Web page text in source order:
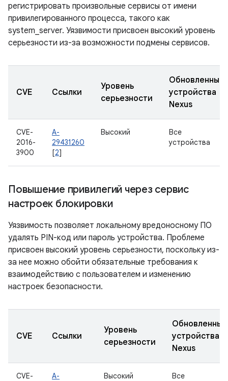
регистрировать произвольные сервисы от имени
привилегированного процесса, такого как
system_server. Уязвимости присвоен высокий уровень
серьезности из-за возможности подмены сервисов.
CVE Ссылки
Уровень
серьезности
Обновленные
устройства
Nexus
CVE-
2016-
3900
A-
29431260
[2]
Высокий
Все
устройства
Повышение привилегий через сервис
настроек блокировки
Уязвимость позволяет локальному вредоносному ПО
удалять PIN-код или пароль устройства. Проблеме
присвоен высокий уровень серьезности, поскольку из-
за нее можно обойти обязательные требования к
взаимодействию с пользователем и изменению
настроек безопасности.
CVE Ссылки
Уровень
серьезности
Обновленные
устройства
Nexus
CVE-
A-
Высокий
Все